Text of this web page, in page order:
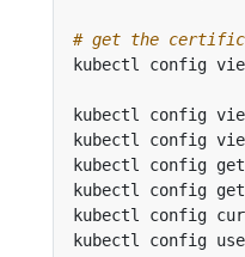
# get the
kubectl config
kubectl config
kubectl config
kubectl
kubectl
kubectl
kubectl config